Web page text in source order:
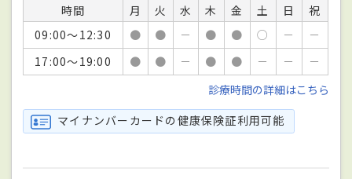
時間 月 火 水 木 金 土 日
祝
09:00～12:30
● ● － ● ● ○ －
－
17:00～19:00
● ● － ● ● － －
－
診療時間の詳細はこちら
マイナンバーカードの健康保険証利用可能